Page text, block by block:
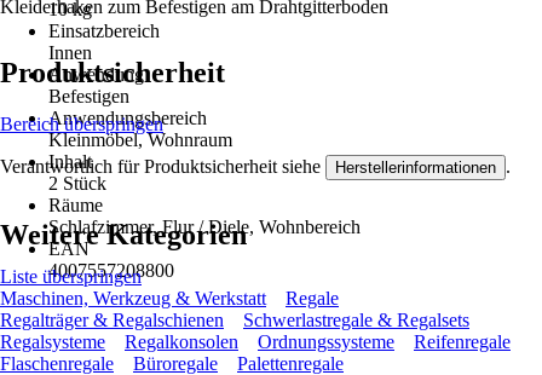
10 kg
Einsatzbereich
Innen
Anwendung
Befestigen
Anwendungsbereich
Kleinmöbel, Wohnraum
Inhalt
2 Stück
Räume
Schlafzimmer, Flur / Diele, Wohnbereich
EAN
4007557208800
Kleiderhaken zum Befestigen am Drahtgitterboden
Produktsicherheit
Bereich überspringen
Verantwortlich für Produktsicherheit siehe Herstellerinformationen .
Weitere Kategorien
Liste überspringen
Maschinen, Werkzeug & Werkstatt
Regale
Regalträger & Regalschienen
Schwerlastregale & Regalsets
Regalsysteme
Regalkonsolen Ordnungssysteme
Reifenregale
Flaschenregale
Büroregale Palettenregale